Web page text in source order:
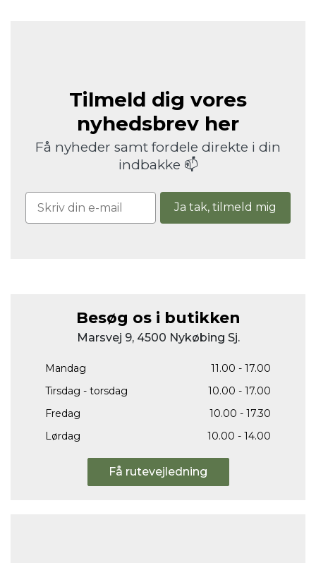
Tilmeld dig vores
nyhedsbrev her
Få nyheder samt fordele direkte i din
indbakke 📫
Ja tak, tilmeld mig
Besøg os i butikken
Marsvej 9, 4500 Nykøbing Sj.
Mandag
11.00 - 17.00
Tirsdag - torsdag
10.00 - 17.00
Fredag
10.00 - 17.30
Lørdag
10.00 - 14.00
Få rutevejledning